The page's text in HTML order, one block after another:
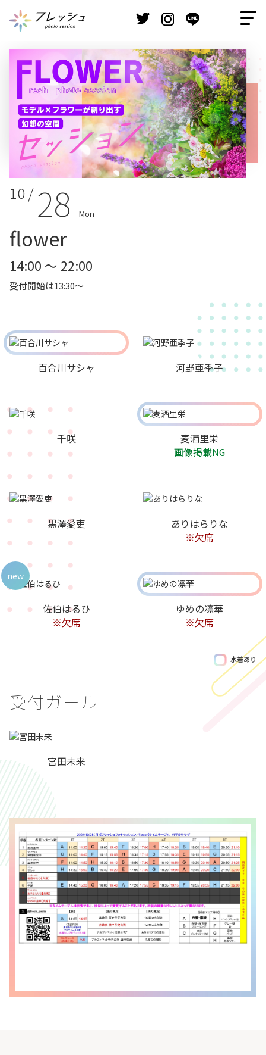
10 / 28 Mon
flower
14:00 ～ 22:00
受付開始は13:30～
百合川サシャ 河野亜季子
千咲
麦酒里栄
画像掲載NG
黒澤愛吏
ありはらりな
※欠席
佐伯はるひ
※欠席
new
ゆめの凛華
※欠席
水着あり
受付ガール
宮田未来